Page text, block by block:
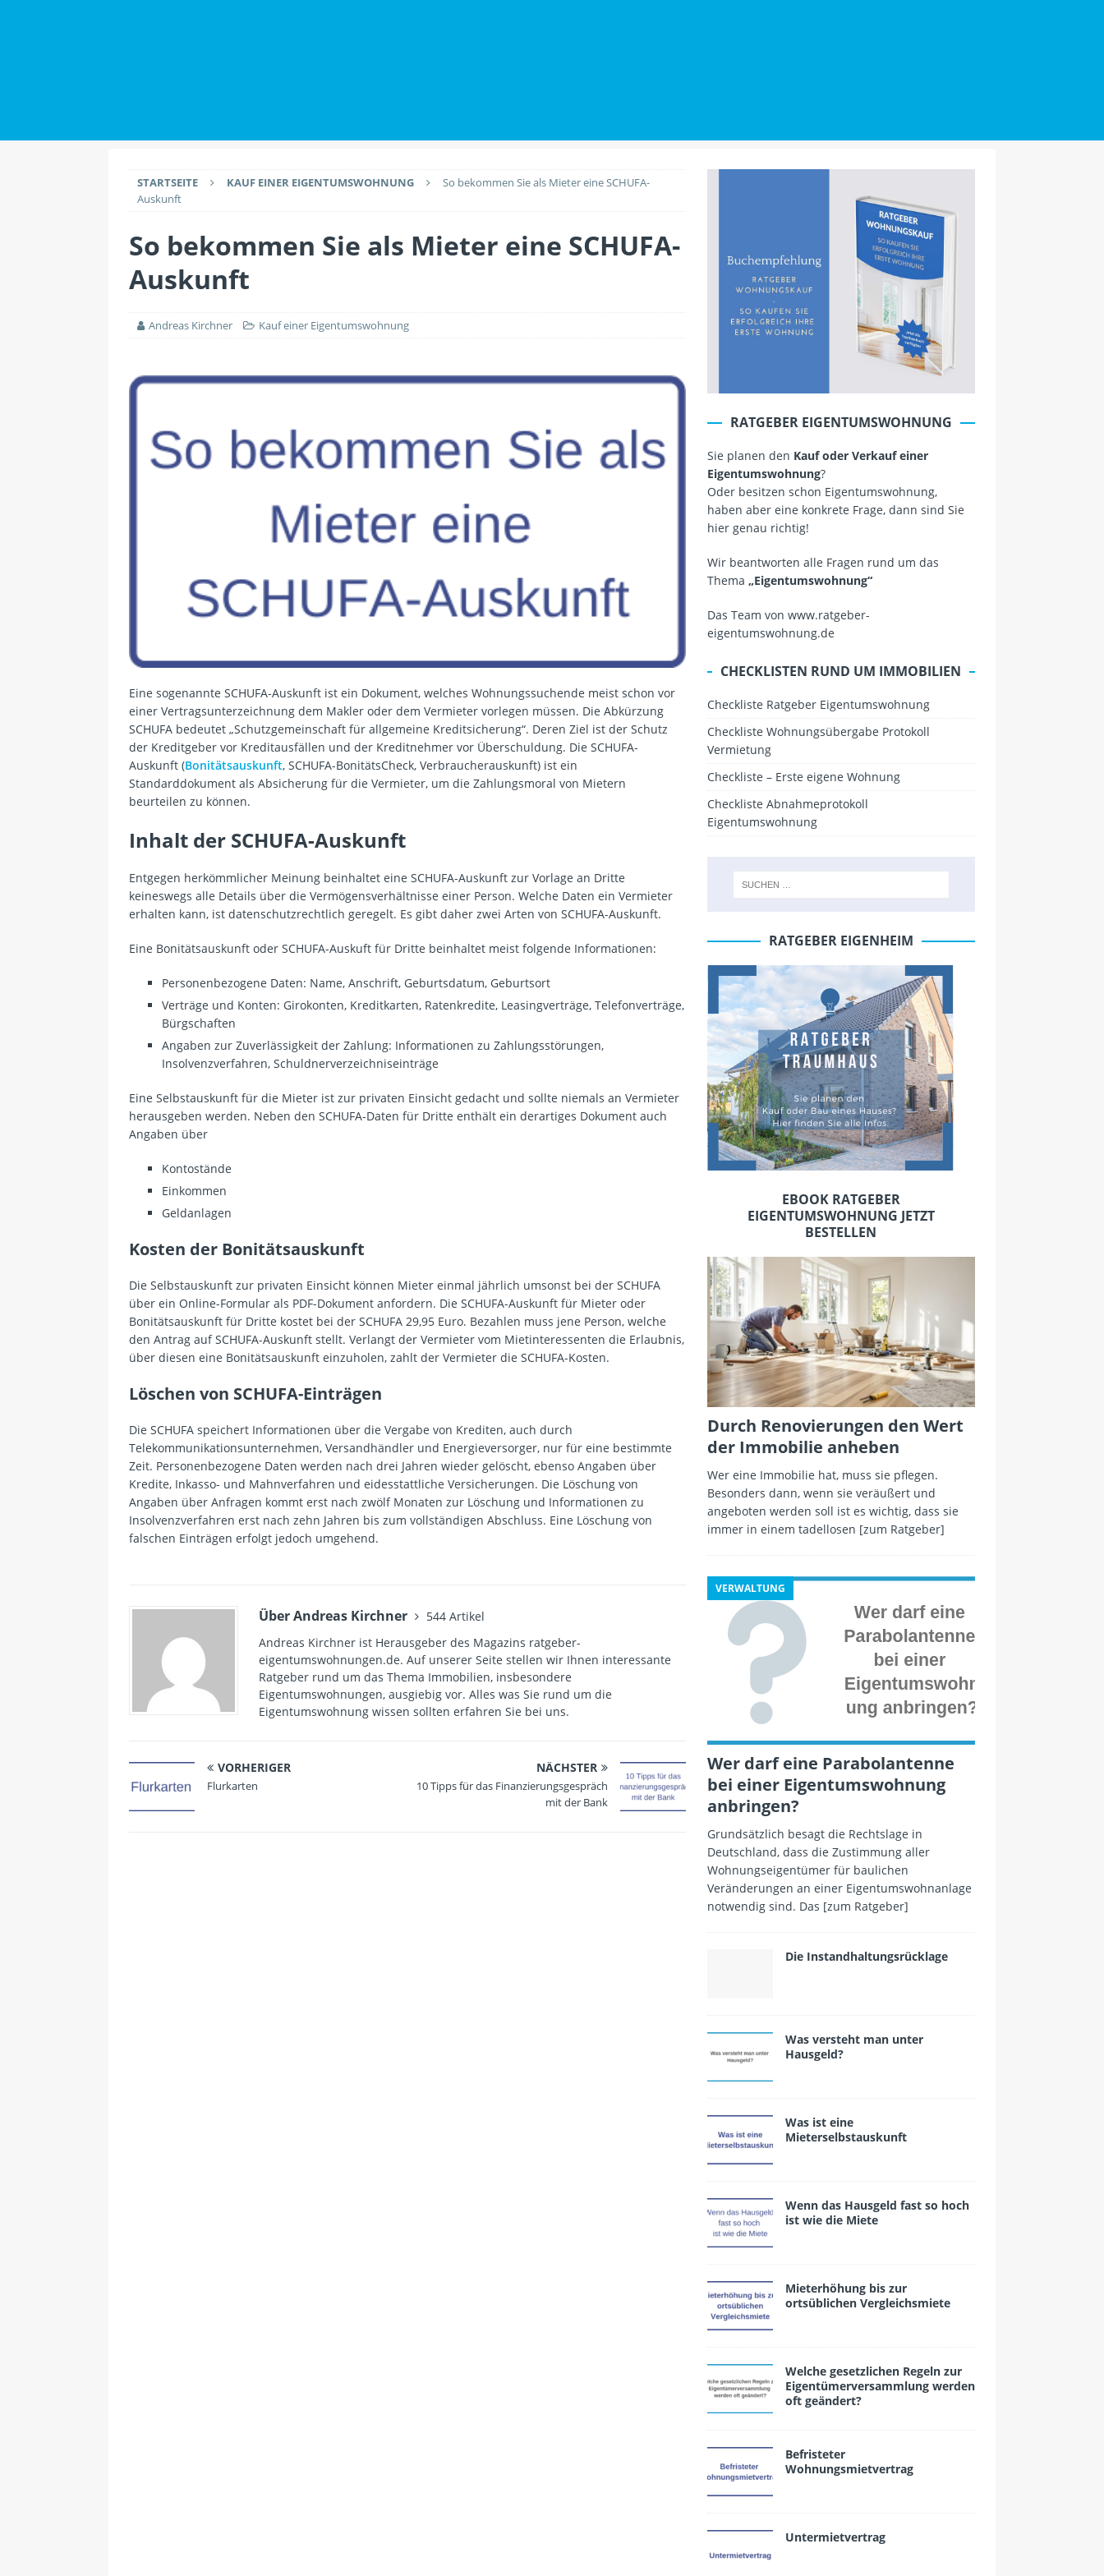
EINRICHTUNG
STARTSEITE KAUF EINER EIGENTUMSWOHNUNG
So bekommen Sie als Mieter eine SCHUFA-
Auskunft
So bekommen Sie als Mieter eine SCHUFA-
Auskunft
Andreas Kirchner Kauf einer Eigentumswohnung
Eine sogenannte SCHUFA-Auskunft ist ein Dokument, welches Wohnungssuchende meist schon vor
einer Vertragsunterzeichnung dem Makler oder dem Vermieter vorlegen müssen. Die Abkürzung
SCHUFA bedeutet „Schutzgemeinschaft für allgemeine Kreditsicherung“. Deren Ziel ist der Schutz
der Kreditgeber vor Kreditausfällen und der Kreditnehmer vor Überschuldung. Die SCHUFA-
Auskunft (Bonitätsauskunft, SCHUFA-BonitätsCheck, Verbraucherauskunft) ist ein
Standarddokument als Absicherung für die Vermieter, um die Zahlungsmoral von Mietern
beurteilen zu können.
Inhalt der SCHUFA-Auskunft
Entgegen herkömmlicher Meinung beinhaltet eine SCHUFA-Auskunft zur Vorlage an Dritte
keineswegs alle Details über die Vermögensverhältnisse einer Person. Welche Daten ein Vermieter
erhalten kann, ist datenschutzrechtlich geregelt. Es gibt daher zwei Arten von SCHUFA-Auskunft.
Eine Bonitätsauskunft oder SCHUFA-Auskuft für Dritte beinhaltet meist folgende Informationen:
Personenbezogene Daten: Name, Anschrift, Geburtsdatum, Geburtsort
Verträge und Konten: Girokonten, Kreditkarten, Ratenkredite, Leasingverträge, Telefonverträge,
Bürgschaften
Angaben zur Zuverlässigkeit der Zahlung: Informationen zu Zahlungsstörungen,
Insolvenzverfahren, Schuldnerverzeichniseinträge
Eine Selbstauskunft für die Mieter ist zur privaten Einsicht gedacht und sollte niemals an Vermieter
herausgeben werden. Neben den SCHUFA-Daten für Dritte enthält ein derartiges Dokument auch
Angaben über
Kontostände
Einkommen
Geldanlagen
Kosten der Bonitätsauskunft
Die Selbstauskunft zur privaten Einsicht können Mieter einmal jährlich umsonst bei der SCHUFA
über ein Online-Formular als PDF-Dokument anfordern. Die SCHUFA-Auskunft für Mieter oder
Bonitätsauskunft für Dritte kostet bei der SCHUFA 29,95 Euro. Bezahlen muss jene Person, welche
den Antrag auf SCHUFA-Auskunft stellt. Verlangt der Vermieter vom Mietinteressenten die Erlaubnis,
über diesen eine Bonitätsauskunft einzuholen, zahlt der Vermieter die SCHUFA-Kosten.
Löschen von SCHUFA-Einträgen
Die SCHUFA speichert Informationen über die Vergabe von Krediten, auch durch
Telekommunikationsunternehmen, Versandhändler und Energieversorger, nur für eine bestimmte
Zeit. Personenbezogene Daten werden nach drei Jahren wieder gelöscht, ebenso Angaben über
Kredite, Inkasso- und Mahnverfahren und eidesstattliche Versicherungen. Die Löschung von
Angaben über Anfragen kommt erst nach zwölf Monaten zur Löschung und Informationen zu
Insolvenzverfahren erst nach zehn Jahren bis zum vollständigen Abschluss. Eine Löschung von
falschen Einträgen erfolgt jedoch umgehend.
Über Andreas Kirchner
544 Artikel
Andreas Kirchner ist Herausgeber des Magazins ratgeber-
eigentumswohnungen.de. Auf unserer Seite stellen wir Ihnen interessante
Ratgeber rund um das Thema Immobilien, insbesondere
Eigentumswohnungen, ausgiebig vor. Alles was Sie rund um die
Eigentumswohnung wissen sollten erfahren Sie bei uns.
VORHERIGER
Flurkarten
NÄCHSTER
10 Tipps für das Finanzierungsgespräch
mit der Bank
RATGEBER EIGENTUMSWOHNUNG
Sie planen den Kauf oder Verkauf einer
Eigentumswohnung?
Oder besitzen schon Eigentumswohnung,
haben aber eine konkrete Frage, dann sind Sie
hier genau richtig!
Wir beantworten alle Fragen rund um das
Thema „Eigentumswohnung“
Das Team von www.ratgeber-
eigentumswohnung.de
CHECKLISTEN RUND UM IMMOBILIEN
Checkliste Ratgeber Eigentumswohnung
Checkliste Wohnungsübergabe Protokoll
Vermietung
Checkliste – Erste eigene Wohnung
Checkliste Abnahmeprotokoll
Eigentumswohnung
RATGEBER EIGENHEIM
EBOOK RATGEBER
EIGENTUMSWOHNUNG JETZT
BESTELLEN
Durch Renovierungen den Wert
der Immobilie anheben
Wer eine Immobilie hat, muss sie pflegen.
Besonders dann, wenn sie veräußert und
angeboten werden soll ist es wichtig, dass sie
immer in einem tadellosen [zum Ratgeber]
VERWALTUNG
Wer darf eine Parabolantenne
bei einer Eigentumswohnung
anbringen?
Grundsätzlich besagt die Rechtslage in
Deutschland, dass die Zustimmung aller
Wohnungseigentümer für baulichen
Veränderungen an einer Eigentumswohnanlage
notwendig sind. Das [zum Ratgeber]
Die Instandhaltungsrücklage
Was versteht man unter
Hausgeld?
Was ist eine
Mieterselbstauskunft
Wenn das Hausgeld fast so hoch
ist wie die Miete
Mieterhöhung bis zur
ortsüblichen Vergleichsmiete
Welche gesetzlichen Regeln zur
Eigentümerversammlung werden
oft geändert?
Befristeter
Wohnungsmietvertrag
Untermietvertrag